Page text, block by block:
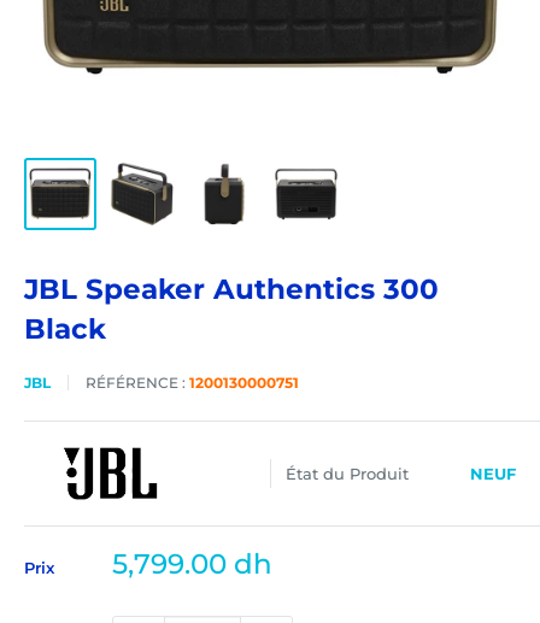
JBL Speaker Authentics 300
Black
JBL RÉFÉRENCE : 1200130000751
État du Produit NEUF
Prix
Prix
5,799.00 dh